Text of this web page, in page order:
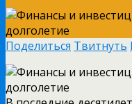
Поделиться Твитнуть